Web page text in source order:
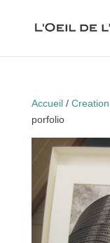
Accueil/
porfolio